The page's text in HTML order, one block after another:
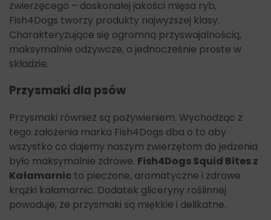
zwierzęcego – doskonałej jakości mięsa ryb,
Fish4Dogs tworzy produkty najwyższej klasy.
Charakteryzujące się ogromną przyswajalnością,
maksymalnie odżywcze, a jednocześnie proste w
składzie.
Przysmaki dla psów
Przysmaki również są pożywieniem. Wychodząc z
tego założenia marka Fish4Dogs dba o to aby
wszystko co dajemy naszym zwierzętom do jedzenia
było maksymalnie zdrowe. Fish4Dogs Squid Bites z
Kałamarnic to pieczone, aromatyczne i zdrowe
krążki kałamarnic. Dodatek gliceryny roślinnej
powoduje, że przysmaki są miękkie i delikatne.